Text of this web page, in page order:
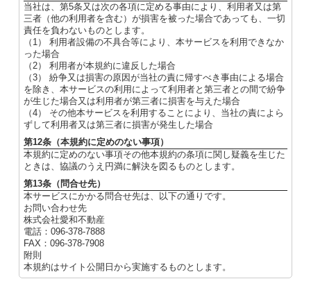
当社は、第5条又は次の各項に定める事由により、利用者又は第
三者（他の利用者を含む）が損害を被った場合であっても、一切
責任を負わないものとします。
（1） 利用者設備の不具合等により、本サービスを利用できなか
った場合
（2） 利用者が本規約に違反した場合
（3） 紛争又は損害の原因が当社の責に帰すべき事由による場合
を除き、本サービスの利用によって利用者と第三者との間で紛争
が生じた場合又は利用者が第三者に損害を与えた場合
（4） その他本サービスを利用することにより、当社の責によら
ずして利用者又は第三者に損害が発生した場合
第12条（本規約に定めのない事項）
本規約に定めのない事項その他本規約の条項に関し疑義を生じた
ときは、協議のうえ円満に解決を図るものとします。
第13条（問合せ先）
本サービスにかかる問合せ先は、以下の通りです。
お問い合わせ先
株式会社愛和不動産
電話：096-378-7888
FAX：096-378-7908
附則
本規約はサイト公開日から実施するものとします。